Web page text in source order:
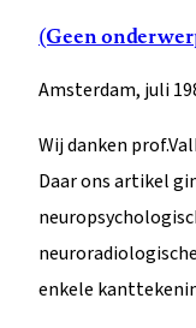
(Geen
Amsterdam, juli
Wij danken
Daar ons artikel
enkele